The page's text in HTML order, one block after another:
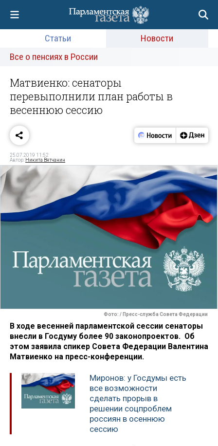
Статьи
Новости
Все о пенсиях в России
Матвиенко: сенаторы
перевыполнили план работы в
весеннюю сессию
25.07.2019 11:52
Автор: Никита Вятчанин
Фото: / Пресс-служба Совета Федерации
В ходе весенней парламентской сессии сенаторы
внесли в Госдуму более 90 законопроектов. Об
этом заявила спикер Совета Федерации Валентина
Матвиенко на пресс-конференции.
Миронов: у Госдумы есть
все возможности
сделать прорыв в
решении соцпроблем
россиян в осеннюю
сессию